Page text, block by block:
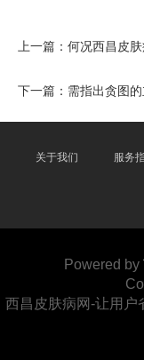
上一篇： 何况西昌皮
下一篇： 需指出贪图
关于我们 服务
Powered by
西昌皮肤病网-让用户